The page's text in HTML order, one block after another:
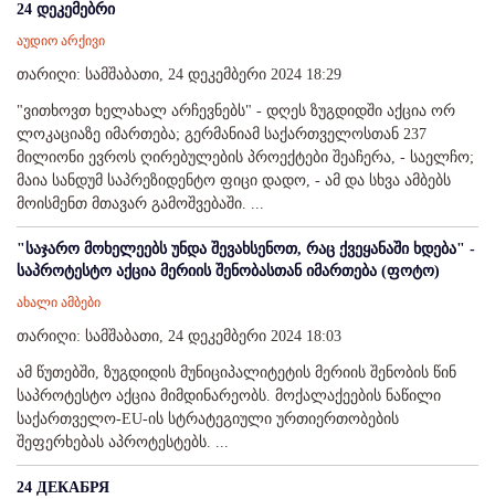
24 დეკემებრი
აუდიო არქივი
თარიღი: სამშაბათი, 24 დეკემბერი 2024 18:29
"ვითხოვთ ხელახალ არჩევნებს" - დღეს ზუგდიდში აქცია ორ
ლოკაციაზე იმართება; გერმანიამ საქართველოსთან 237
მილიონი ევროს ღირებულების პროექტები შეაჩერა, - საელჩო;
მაია სანდუმ საპრეზიდენტო ფიცი დადო, - ამ და სხვა ამბებს
მოისმენთ მთავარ გამოშვებაში. ...
"საჯარო მოხელეებს უნდა შევახსენოთ, რაც ქვეყანაში ხდება" -
საპროტესტო აქცია მერიის შენობასთან იმართება (ფოტო)
ახალი ამბები
თარიღი: სამშაბათი, 24 დეკემბერი 2024 18:03
ამ წუთებში, ზუგდიდის მუნიციპალიტეტის მერიის შენობის წინ
საპროტესტო აქცია მიმდინარეობს. მოქალაქეების ნაწილი
საქართველო-EU-ის სტრატეგიული ურთიერთობების
შეფერხებას აპროტესტებს. ...
24 ДЕКАБРЯ